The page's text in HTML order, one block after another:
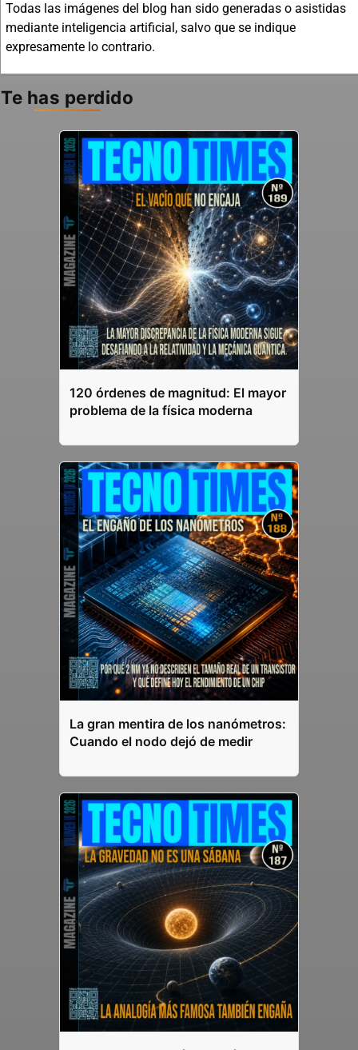
Todas las imágenes del blog han sido generadas o asistidas
mediante inteligencia artificial, salvo que se indique
expresamente lo contrario.
Te has perdido
120 órdenes de magnitud: El mayor
problema de la física moderna
La gran mentira de los nanómetros:
Cuando el nodo dejó de medir